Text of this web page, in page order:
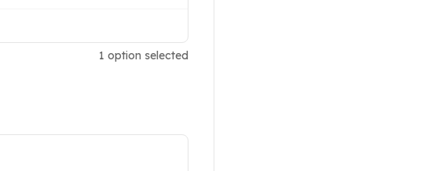
1 option selected